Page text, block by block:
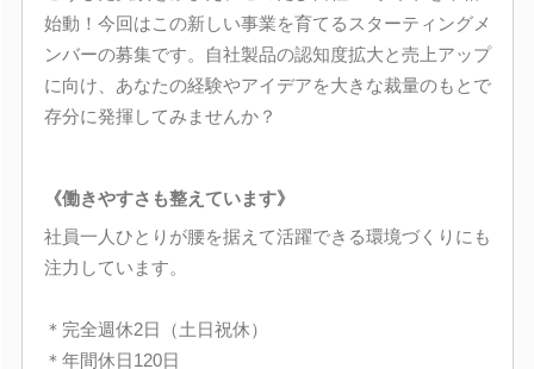
始動！今回はこの新しい事業を育てるスターティングメ
ンバーの募集です。自社製品の認知度拡大と売上アップ
に向け、あなたの経験やアイデアを大きな裁量のもとで
存分に発揮してみませんか？
《働きやすさも整えています》
社員一人ひとりが腰を据えて活躍できる環境づくりにも
注力しています。
＊完全週休2日（土日祝休）
＊年間休日120日